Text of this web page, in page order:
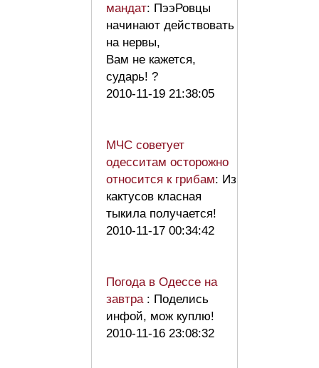
мандат: ПээРовцы
начинают действовать
на нервы,
Вам не кажется,
сударь! ?
2010-11-19 21:38:05
МЧС советует
одесситам осторожно
относится к грибам: Из
кактусов класная
тыкила получается!
2010-11-17 00:34:42
Погода в Одессе на
завтра : Поделись
инфой, мож куплю!
2010-11-16 23:08:32